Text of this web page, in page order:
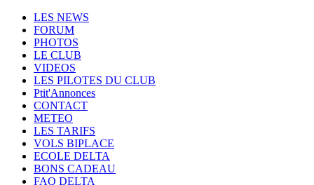
LES NEWS
FORUM
PHOTOS
LE CLUB
VIDEOS
LES PILOTES DU CLUB
Ptit'Annonces
CONTACT
METEO
LES TARIFS
VOLS BIPLACE
ECOLE DELTA
BONS CADEAU
FAQ DELTA